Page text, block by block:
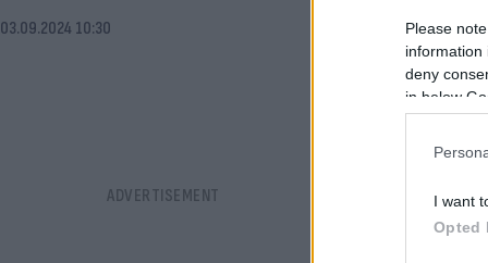
Please
information
deny
in below
I want
Opted
03.09.2024 10:30